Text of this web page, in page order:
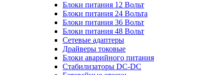
Блоки питания 12 Вольт
Блоки питания 24 Вольта
Блоки питания 36 Вольт
Блоки питания 48 Вольт
Сетевые адаптеры
Драйверы токовые
Блоки аварийного питания
Стабилизаторы DC-DC